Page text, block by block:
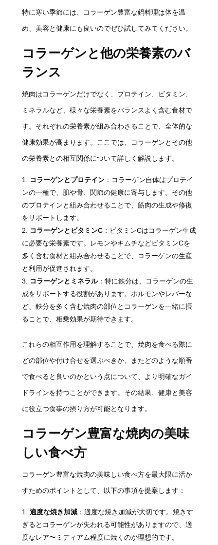
特に寒い季節には、コラーゲン豊富な鍋料理は体を温
め、美容と健康にも良いのでぜひ試してみてください。
コラーゲンと他の栄養素のバ
ランス
焼肉はコラーゲンだけでなく、プロテイン、ビタミン、
ミネラルなど、様々な栄養素をバランスよく含む食材で
す。それぞれの栄養素が組み合わさることで、全体的な
健康効果が高まります。ここでは、コラーゲンとその他
の栄養素との相互関係について詳しく解説します。
コラーゲンとプロテイン：コラーゲン自体はプロテイ
ンの一種で、肌や骨、関節の健康に寄与します。その他
のプロテインと組み合わせることで、筋肉の生成や修復
をサポートします。
コラーゲンとビタミンC：ビタミンCはコラーゲン生成
に必要な栄養素です。レモンやキムチなどビタミンCを
多く含む食材と組み合わせることで、コラーゲンの生産
と利用が促進されます。
コラーゲンとミネラル：特に鉄分は、コラーゲンの生
成をサポートする役割があります。ホルモンやレバーな
ど、鉄分を多く含む焼肉の部位とコラーゲンを一緒に摂
ることで、相乗効果が期待できます。
これらの相互作用を理解することで、焼肉を食べる際に
どの部位や付け合せを選ぶべきか、またどのような順番
で食べると良いのかという点について、より明確なガイ
ドラインを持つことができます。その結果、健康と美容
に役立つ食事の摂り方が可能となります。
コラーゲン豊富な焼肉の美味
しい食べ方
コラーゲン豊富な焼肉の美味しい食べ方を最大限に活か
すためのポイントとして、以下の事項を提案します：
適度な焼き加減：適度な焼き加減が大切です。焼きす
ぎるとコラーゲンが失われる可能性がありますので、適
度なレア〜ミディアム程度に焼くのが理想的です。